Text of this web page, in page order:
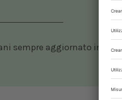
sempre aggiornato in